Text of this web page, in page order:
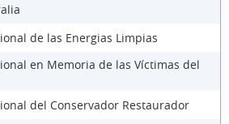
de las Energias Limpias
en Memoria de las Víctimas del
del Conservador Restaurador